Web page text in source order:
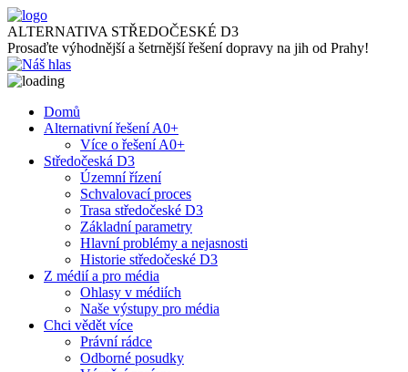
ALTERNATIVA STŘEDOČESKÉ D3
Prosaďte výhodnější a šetrnější řešení dopravy na jih od Prahy!
Domů
Alternativní řešení A0+
Více o řešení A0+
Středočeská D3
Územní řízení
Schvalovací proces
Trasa středočeské D3
Základní parametry
Hlavní problémy a nejasnosti
Historie středočeské D3
Z médií a pro média
Ohlasy v médiích
Naše výstupy pro média
Chci vědět více
Právní rádce
Odborné posudky